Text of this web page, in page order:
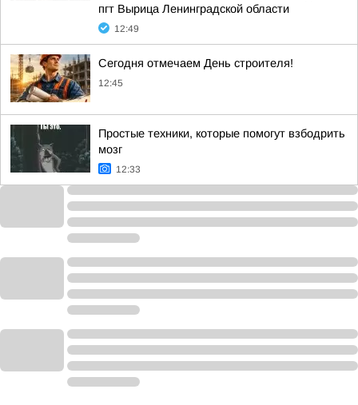
пгт Вырица Ленинградской области
12:49
Сегодня отмечаем День строителя!
12:45
Простые техники, которые помогут взбодрить
мозг
12:33